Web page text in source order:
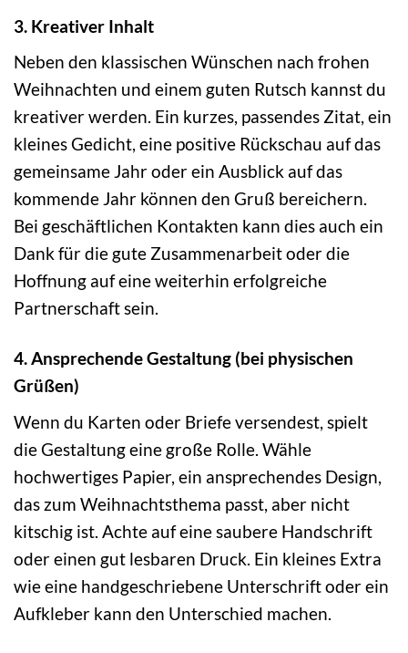
3. Kreativer Inhalt
Neben den klassischen Wünschen nach frohen
Weihnachten und einem guten Rutsch kannst du
kreativer werden. Ein kurzes, passendes Zitat, ein
kleines Gedicht, eine positive Rückschau auf das
gemeinsame Jahr oder ein Ausblick auf das
kommende Jahr können den Gruß bereichern.
Bei geschäftlichen Kontakten kann dies auch ein
Dank für die gute Zusammenarbeit oder die
Hoffnung auf eine weiterhin erfolgreiche
Partnerschaft sein.
4. Ansprechende Gestaltung (bei physischen
Grüßen)
Wenn du Karten oder Briefe versendest, spielt
die Gestaltung eine große Rolle. Wähle
hochwertiges Papier, ein ansprechendes Design,
das zum Weihnachtsthema passt, aber nicht
kitschig ist. Achte auf eine saubere Handschrift
oder einen gut lesbaren Druck. Ein kleines Extra
wie eine handgeschriebene Unterschrift oder ein
Aufkleber kann den Unterschied machen.